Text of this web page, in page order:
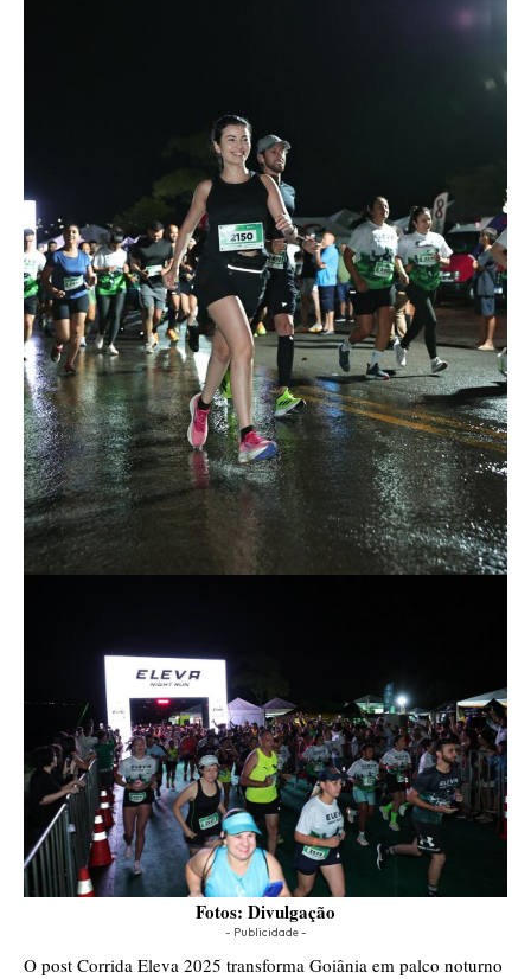
Fotos: Divulgação
- Publicidade -
O post Corrida Eleva 2025 transforma Goiânia em palco noturno